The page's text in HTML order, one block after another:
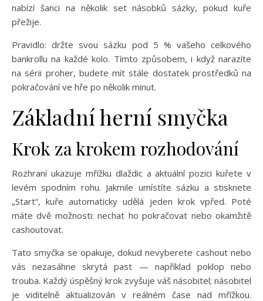
nabízí šanci na několik set násobků sázky, pokud kuře
přežije.
Pravidlo: držte svou sázku pod 5 % vašeho celkového
bankrollu na každé kolo. Tímto způsobem, i když narazíte
na sérii proher, budete mít stále dostatek prostředků na
pokračování ve hře po několik minut.
Základní herní smyčka
Krok za krokem rozhodování
Rozhraní ukazuje mřížku dlaždic a aktuální pozici kuřete v
levém spodním rohu. Jakmile umístíte sázku a stisknete
„Start“, kuře automaticky udělá jeden krok vpřed. Poté
máte dvě možnosti: nechat ho pokračovat nebo okamžitě
cashoutovat.
Tato smyčka se opakuje, dokud nevyberete cashout nebo
vás nezasáhne skrytá past — například poklop nebo
trouba. Každý úspěšný krok zvyšuje váš násobitel; násobitel
je viditelně aktualizován v reálném čase nad mřížkou.